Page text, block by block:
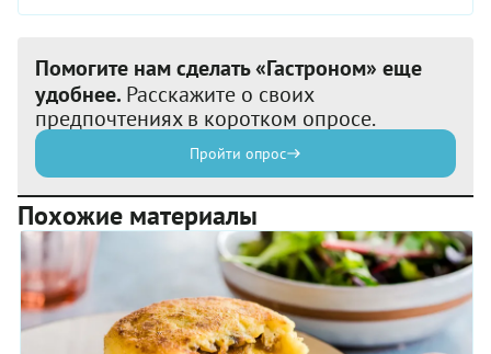
Помогите нам сделать «Гастроном» еще
удобнее. Расскажите о своих
предпочтениях в коротком опросе.
Пройти опрос
Похожие материалы